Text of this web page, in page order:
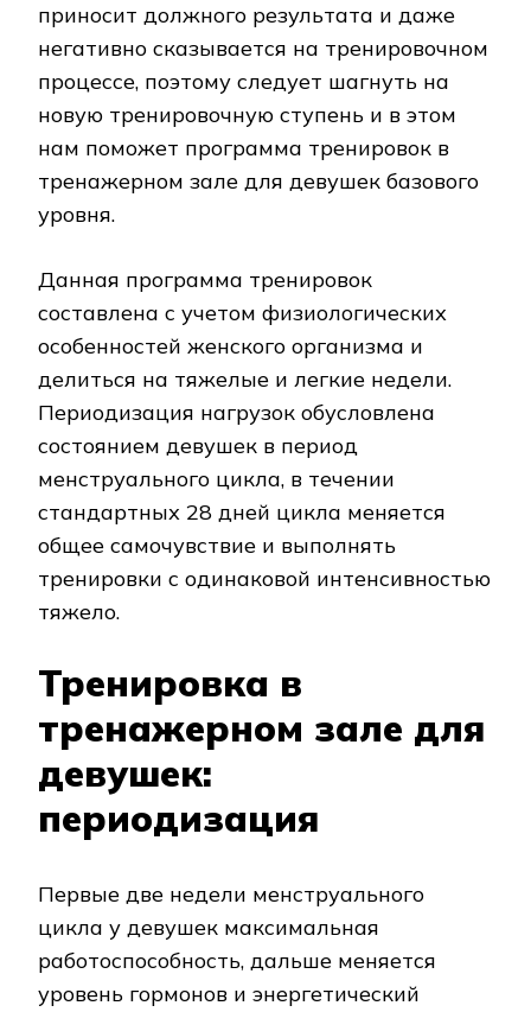
приносит должного результата и даже
негативно сказывается на тренировочном
процессе, поэтому следует шагнуть на
новую тренировочную ступень и в этом
нам поможет программа тренировок в
тренажерном зале для девушек базового
уровня.
Данная программа тренировок
составлена с учетом физиологических
особенностей женского организма и
делиться на тяжелые и легкие недели.
Периодизация нагрузок обусловлена
состоянием девушек в период
менструального цикла, в течении
стандартных 28 дней цикла меняется
общее самочувствие и выполнять
тренировки с одинаковой интенсивностью
тяжело.
Тренировка в
тренажерном зале для
девушек:
периодизация
Первые две недели менструального
цикла у девушек максимальная
работоспособность, дальше меняется
уровень гормонов и энергетический